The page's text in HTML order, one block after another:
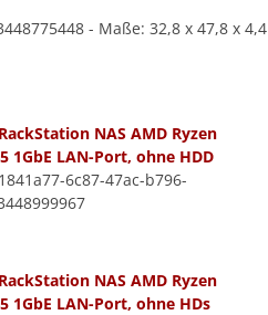
- Maße: 32,8 x 47,8 x 4,4
NAS AMD Ryzen
1GbE LAN-Port, ohne HDD
6c87-47ac-b796-
NAS AMD Ryzen
1GbE LAN-Port, ohne HDs